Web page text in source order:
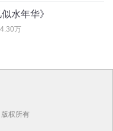
水年华》
万
权所有